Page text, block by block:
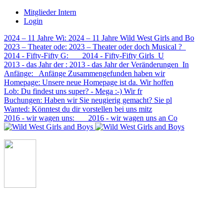
Mitglieder Intern
Login
2024 – 11 Jahre Wi: 2024 – 11 Jahre Wild West Girls and Bo
2023 – Theater ode: 2023 – Theater oder doch Musical ?
2014 - Fifty-Fifty G: 2014 - Fifty-Fifty Girls U
2013 - das Jahr der : 2013 - das Jahr der Veränderungen In
Anfänge: Anfänge Zusammengefunden haben wir
Homepage: Unsere neue Homepage ist da. Wir hoffen
Lob: Du findest uns super? - Mega :-) Wir fr
Buchungen: Haben wir Sie neugierig gemacht? Sie pl
Wanted: Könntest du dir vorstellen bei uns mitz
2016 - wir wagen uns: 2016 - wir wagen uns an Co